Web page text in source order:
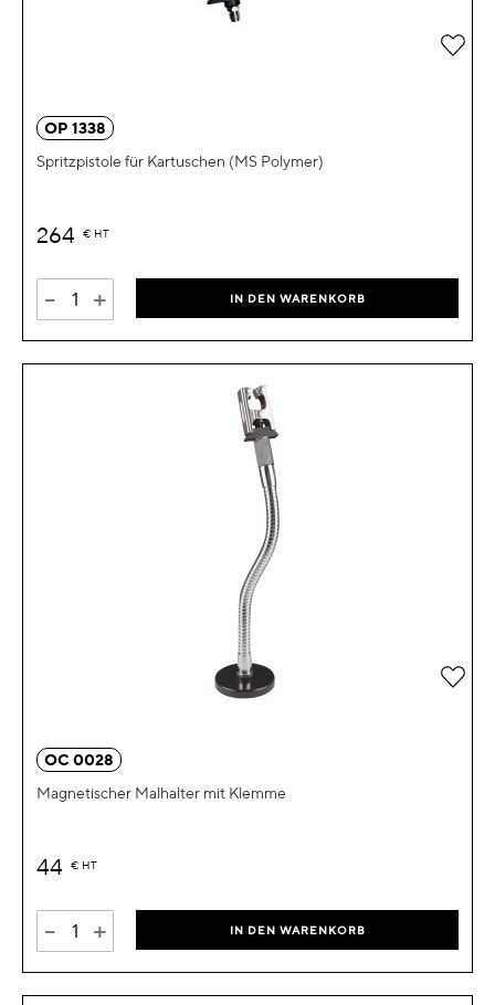
OP 1338
Spritzpistole für Kartuschen (MS Polymer)
264 € HT
- + IN DEN WARENKORB
Zur
OC 0028
Magnetischer Malhalter mit Klemme
44 € HT
- + IN DEN WARENKORB
Zur